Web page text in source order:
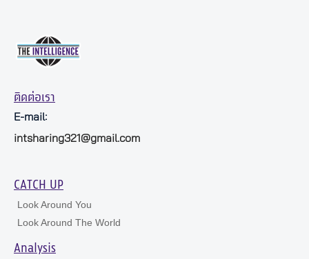
ติดต่อเรา
E-mail:
intsharing321@gmail.com
CATCH UP
Look Around You
Look Around The World
Analysis